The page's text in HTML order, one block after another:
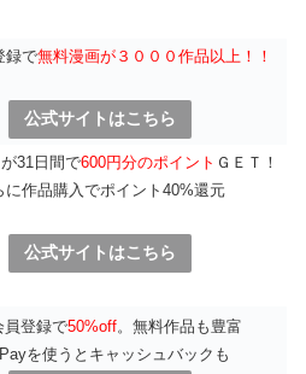
録で無料漫画が３０００作品以上！！
公式サイトはこちら
31日間で600円分のポイント ＧＥＴ！
に作品購入でポイント40%還元
公式サイトはこちら
員登録で50%off。無料作品も豊富
を使うとキャッシュバックも